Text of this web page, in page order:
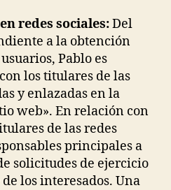
redes sociales:Del
a la obtención
Pablo es
los titulares de las
y enlazadas en la
web». En relación con
de las redes
principales a
solicitudes de ejercicio
los interesados. Una